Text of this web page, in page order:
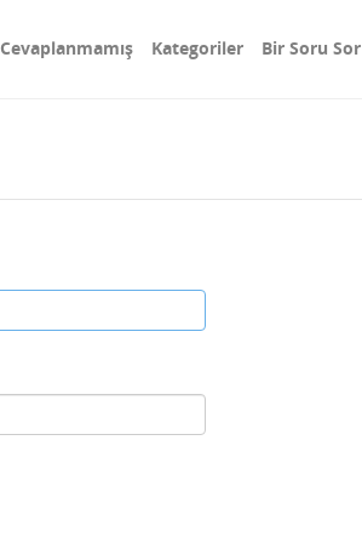
Cevaplanmamış Kategoriler Bir Soru Sor